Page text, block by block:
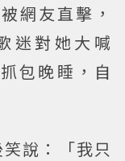
網友直擊，
迷對她大喊
包晚睡，自
說：「我只